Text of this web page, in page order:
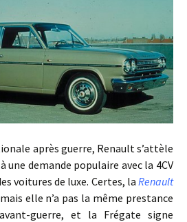
après guerre, Renault s’attèle
une demande populaire avec la 4CV
voitures de luxe. Certes, la Renault
elle n’a pas la même prestance
guerre, et la Frégate signe